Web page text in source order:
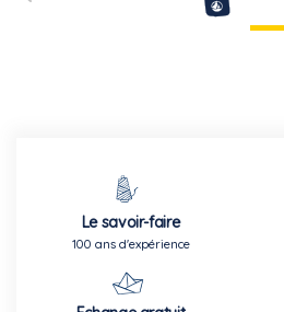
Le savoir-faire
100 ans d'expérience